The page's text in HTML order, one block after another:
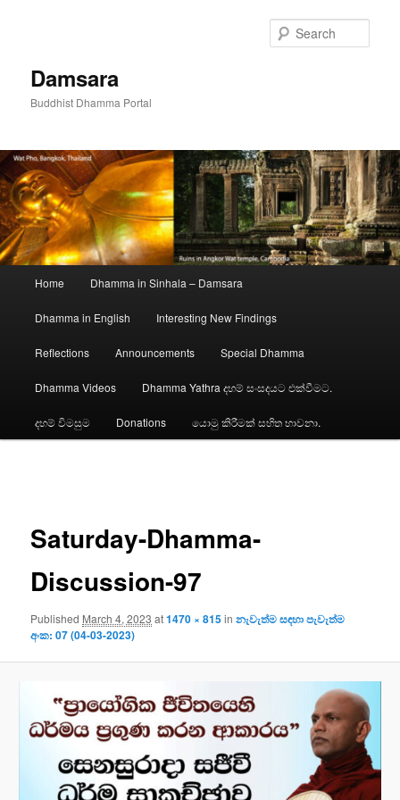
Damsara
Buddhist Dhamma Portal
Home Dhamma in Sinhala – Damsara
Dhamma in English Interesting New Findings
Reflections Announcements Special Dhamma
Dhamma Videos Dhamma Yathra දහම් සංසදයට එක්වීමට.
දහම් විමසුම Donations යොමු කිරීමක් සහිත භාවනා.
Saturday-Dhamma-
Discussion-97
Published March 4, 2023 at1470 × 815inනැවැත්ම සඳහා පැවැත්ම
අංක: 07 (04-03-2023)